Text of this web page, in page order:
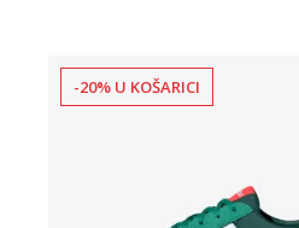
-20% U KOŠARICI